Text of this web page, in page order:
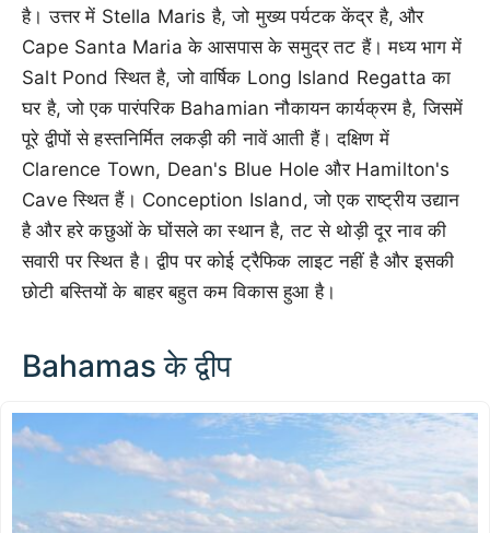
है। उत्तर में Stella Maris है, जो मुख्य पर्यटक केंद्र है, और
Cape Santa Maria के आसपास के समुद्र तट हैं। मध्य भाग में
Salt Pond स्थित है, जो वार्षिक Long Island Regatta का
घर है, जो एक पारंपरिक Bahamian नौकायन कार्यक्रम है, जिसमें
पूरे द्वीपों से हस्तनिर्मित लकड़ी की नावें आती हैं। दक्षिण में
Clarence Town, Dean's Blue Hole और Hamilton's
Cave स्थित हैं। Conception Island, जो एक राष्ट्रीय उद्यान
है और हरे कछुओं के घोंसले का स्थान है, तट से थोड़ी दूर नाव की
सवारी पर स्थित है। द्वीप पर कोई ट्रैफिक लाइट नहीं है और इसकी
छोटी बस्तियों के बाहर बहुत कम विकास हुआ है।
Bahamas के द्वीप